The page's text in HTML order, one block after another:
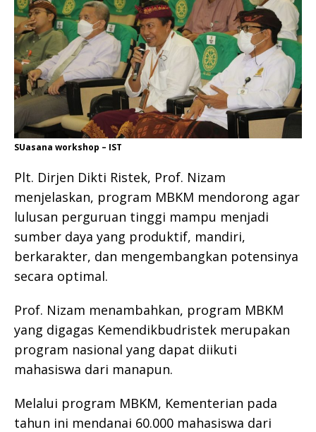
SUasana workshop – IST
Plt. Dirjen Dikti Ristek, Prof. Nizam
menjelaskan, program MBKM mendorong agar
lulusan perguruan tinggi mampu menjadi
sumber daya yang produktif, mandiri,
berkarakter, dan mengembangkan potensinya
secara optimal.
Prof. Nizam menambahkan, program MBKM
yang digagas Kemendikbudristek merupakan
program nasional yang dapat diikuti
mahasiswa dari manapun.
Melalui program MBKM, Kementerian pada
tahun ini mendanai 60.000 mahasiswa dari